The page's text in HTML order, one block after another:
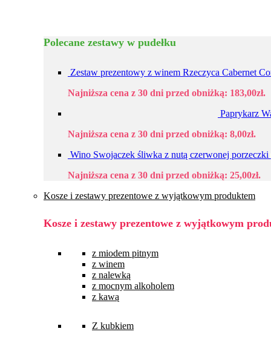
Polecane zestawy w pudełku
Zestaw prezentowy z winem Rzeczyca Cabernet
Najniższa cena z 30 dni przed obniżką: 183,00zł.
Paprykarz
Najniższa cena z 30 dni przed obniżką: 8,00zł.
Wino Swojaczek śliwka z nutą czerwonej porzeczki
Najniższa cena z 30 dni przed obniżką: 25,00zł.
Kosze i zestawy prezentowe z wyjątkowym produktem
Kosze i zestawy prezentowe z wyjątkowym
z miodem pitnym
z winem
z nalewką
z mocnym alkoholem
z kawą
Z kubkiem